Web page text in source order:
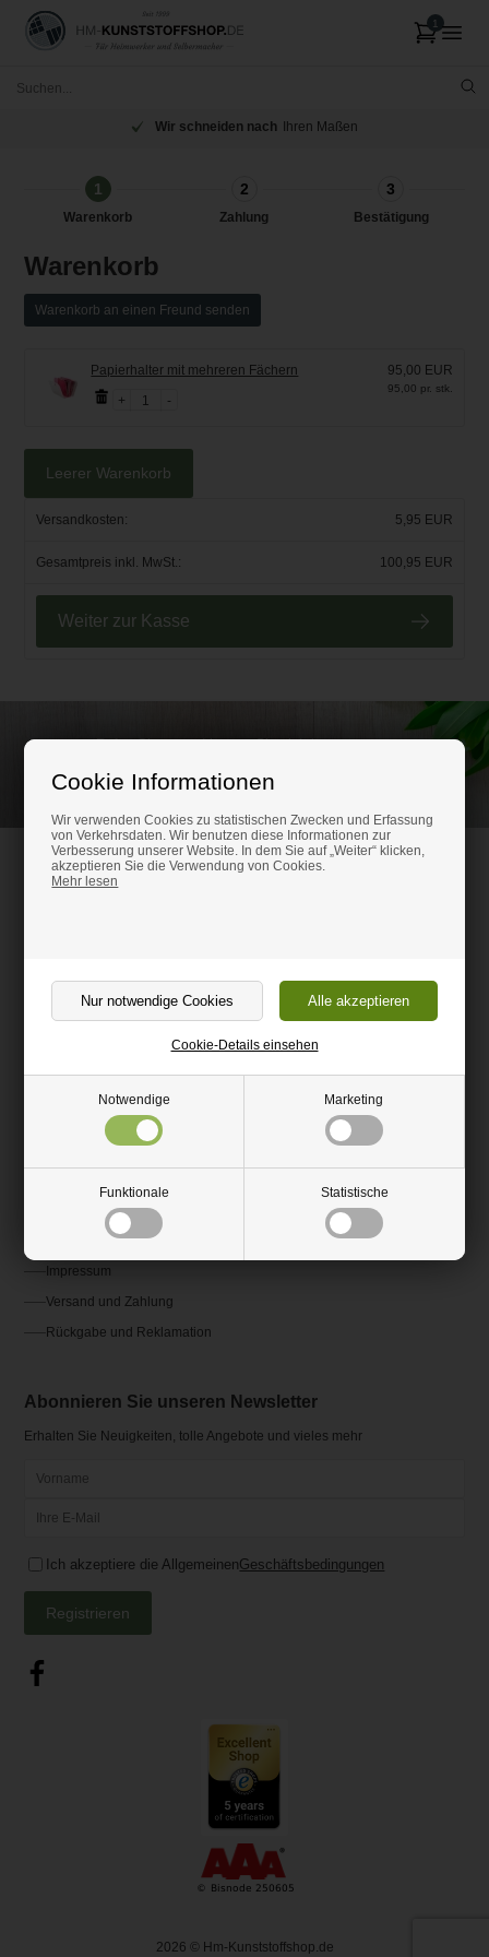
Cookie Informationen
Wir verwenden Cookies zu statistischen Zwecken und Erfassung
von Verkehrsdaten. Wir benutzen diese Informationen zur
Verbesserung unserer Website. In dem Sie auf „Weiter“ klicken,
akzeptieren Sie die Verwendung von Cookies.
Mehr lesen
Notwendige Marketing
Funktionale Statistische
Cookie-Details einsehen
Wir schneiden nach Ihren Maßen
1
Warenkorb
2
Zahlung
3
Bestätigung
Warenkorb
Warenkorb an einen Freund senden
Papierhalter mit mehreren Fächern
1
95,00 EUR
95,00 pr. stk.
Leerer Warenkorb
Versandkosten: 5,95 EUR
Gesamtpreis inkl. MwSt.: 100,95 EUR
Weiter zur Kasse
Rufen Sie an und lassen Sie sich beraten unter
(+49) 0151 24821292
HM-Kunststoffshop.de
(+49) 0151 24821292
Kundenservice
Ratgeber und Inspiration
Impressum
Versand und Zahlung
Rückgabe und Reklamation
Abonnieren Sie unseren Newsletter
Erhalten Sie Neuigkeiten, tolle Angebote und vieles mehr
Ich akzeptiere die AllgemeinenGeschäftsbedingungen
Registrieren
2026 © Hm-Kunststoffshop.de